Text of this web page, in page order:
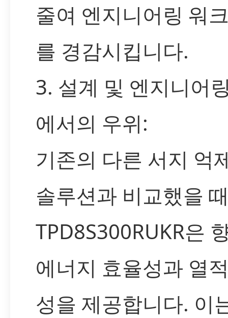
줄여 엔지니어링 워
를 경감시킵니다.
3. 설계 및 엔지니어
에서의 우위:
기존의 다른 서지 억
솔루션과 비교했을
TPD8S300RUKR은
에너지 효율성과 열
성을 제공합니다. 이